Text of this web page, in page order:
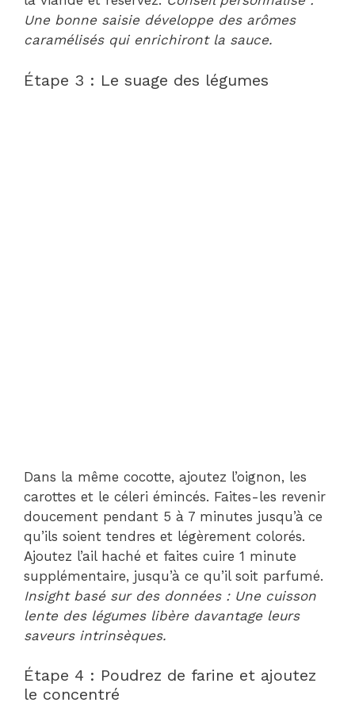
Une bonne saisie développe des arômes
caramélisés qui enrichiront la sauce.
Étape 3 : Le suage des légumes
Dans la même cocotte, ajoutez l’oignon, les
carottes et le céleri émincés. Faites-les revenir
doucement pendant 5 à 7 minutes jusqu’à ce
qu’ils soient tendres et légèrement colorés.
Ajoutez l’ail haché et faites cuire 1 minute
supplémentaire, jusqu’à ce qu’il soit parfumé.
Insight basé sur des données : Une cuisson
lente des légumes libère davantage leurs
saveurs intrinsèques.
Étape 4 : Poudrez de farine et ajoutez
le concentré